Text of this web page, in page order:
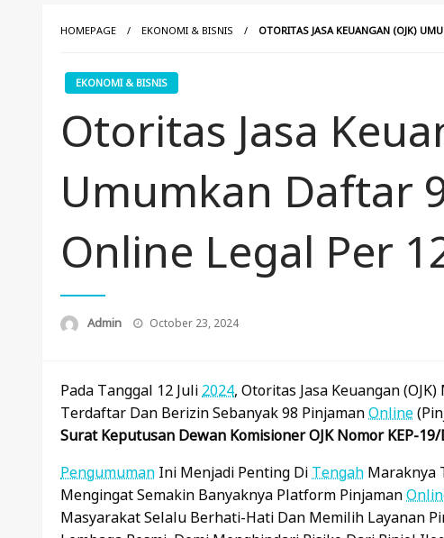
HOMEPAGE EKONOMI & BISNIS OTORITAS JASA KEUANGAN (OJK)
EKONOMI & BISNIS
Otoritas Jasa
Umumkan Daftar
Online Legal Per
Admin
Posted
October 23, 2024
Pada Tanggal 12 Juli 2024, Otoritas Jasa Keuangan
Terdaftar Dan Berizin Sebanyak 98 PinjamanOnline
Surat Keputusan Dewan Komisioner OJK Nomor KEP-
Pengumuman Ini Menjadi Penting Di Tengah Maraknya
Mengingat Semakin Banyaknya Platform Pinjaman
Masyarakat Selalu Berhati-Hati Dan Memilih Layanan